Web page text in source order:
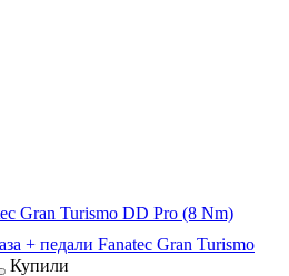
Gran Turismo DD Pro (8 Nm)
+ педали Fanatec Gran Turismo
Купили